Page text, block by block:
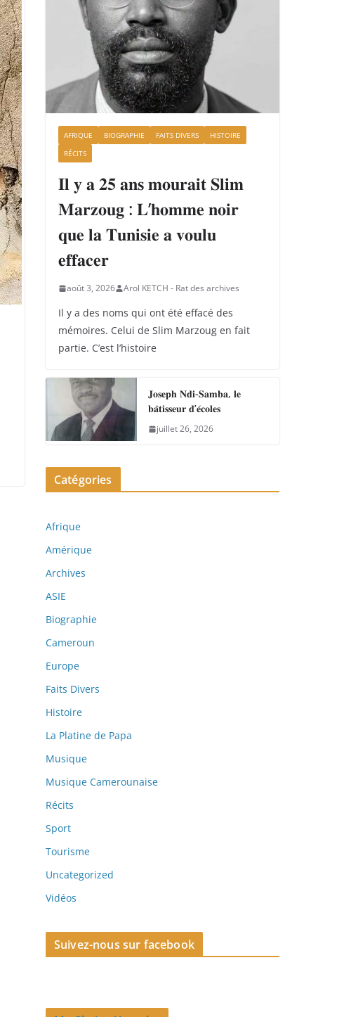
AFRIQUE BIOGRAPHIE FAITS DIVERS
HISTOIRE
RÉCITS
𝐈𝐥 𝐲 𝐚 𝟐𝟓 𝐚𝐧𝐬 𝐦𝐨𝐮𝐫𝐚𝐢𝐭 𝐒𝐥𝐢𝐦
𝐌𝐚𝐫𝐳𝐨𝐮𝐠 : 𝐋’𝐡𝐨𝐦𝐦𝐞 𝐧𝐨𝐢𝐫
𝐪𝐮𝐞 𝐥𝐚 𝐓𝐮𝐧𝐢𝐬𝐢𝐞 𝐚 𝐯𝐨𝐮𝐥𝐮
𝐞𝐟𝐟𝐚𝐜𝐞𝐫
août 3, 2026 Arol KETCH - Rat des archives
Il y a des noms qui ont été effacé des
mémoires. Celui de Slim Marzoug en fait
partie. C’est l’histoire
𝐉𝐨𝐬𝐞𝐩𝐡 𝐍𝐝𝐢-𝐒𝐚𝐦𝐛𝐚, 𝐥𝐞
𝐛𝐚̂𝐭𝐢𝐬𝐬𝐞𝐮𝐫 𝐝’𝐞́𝐜𝐨𝐥𝐞𝐬
juillet 26, 2026
Catégories
Afrique
Amérique
Archives
ASIE
Biographie
Cameroun
Europe
Faits Divers
Histoire
La Platine de Papa
Musique
Musique Camerounaise
Récits
Sport
Tourisme
Uncategorized
Vidéos
Suivez-nous sur facebook